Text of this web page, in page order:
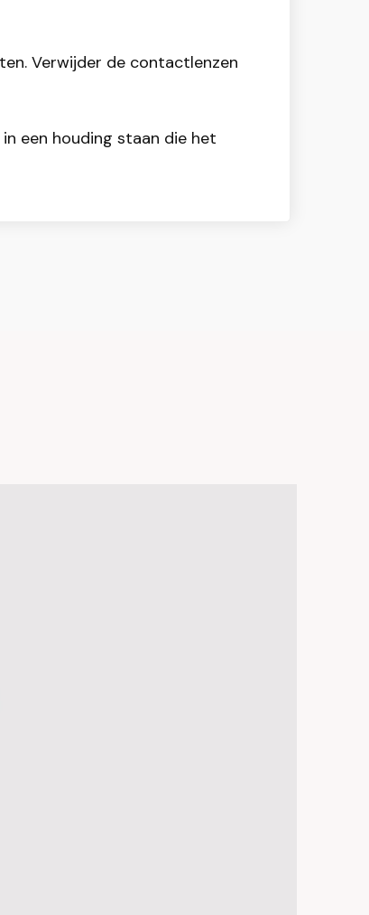
Verwijder de contactlenzen
een houding staan die het